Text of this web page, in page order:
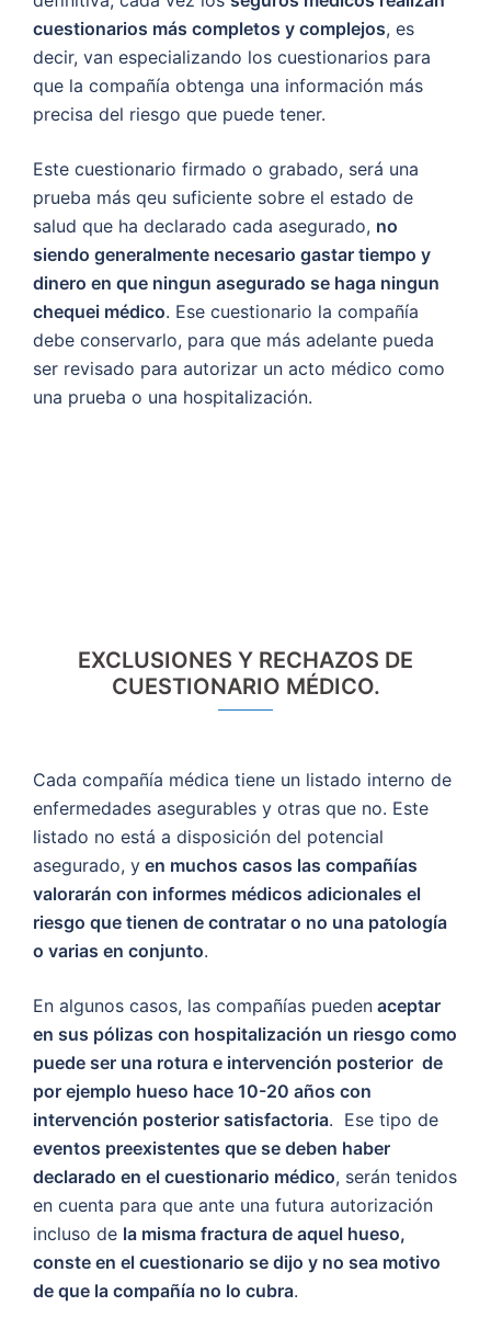
cuestionarios más completos y complejos, es
decir, van especializando los cuestionarios para
que la compañía obtenga una información más
precisa del riesgo que puede tener.
Este cuestionario firmado o grabado, será una
prueba más qeu suficiente sobre el estado de
salud que ha declarado cada asegurado, no
siendo generalmente necesario gastar tiempo y
dinero en que ningun asegurado se haga ningun
chequei médico. Ese cuestionario la compañía
debe conservarlo, para que más adelante pueda
ser revisado para autorizar un acto médico como
una prueba o una hospitalización.
EXCLUSIONES Y RECHAZOS DE
CUESTIONARIO MÉDICO.
Cada compañía médica tiene un listado interno de
enfermedades asegurables y otras que no. Este
listado no está a disposición del potencial
asegurado, y en muchos casos las compañías
valorarán con informes médicos adicionales el
riesgo que tienen de contratar o no una patología
o varias en conjunto.
En algunos casos, las compañías pueden aceptar
en sus pólizas con hospitalización un riesgo como
puede ser una rotura e intervención posterior de
por ejemplo hueso hace 10-20 años con
intervención posterior satisfactoria. Ese tipo de
eventos preexistentes que se deben haber
declarado en el cuestionario médico, serán tenidos
en cuenta para que ante una futura autorización
incluso de la misma fractura de aquel hueso,
conste en el cuestionario se dijo y no sea motivo
de que la compañía no lo cubra.